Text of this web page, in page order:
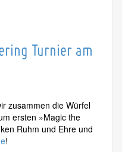
Turnier am
zusammen die Würfel
ersten »Magic the
Ruhm und Ehre und
!